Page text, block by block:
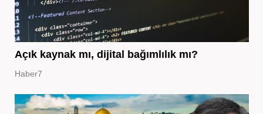
Açık kaynak mı, dijital bağımlılık mı?
Haber7